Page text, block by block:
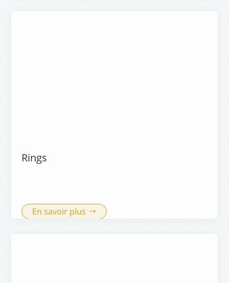
Rings
En savoir plus